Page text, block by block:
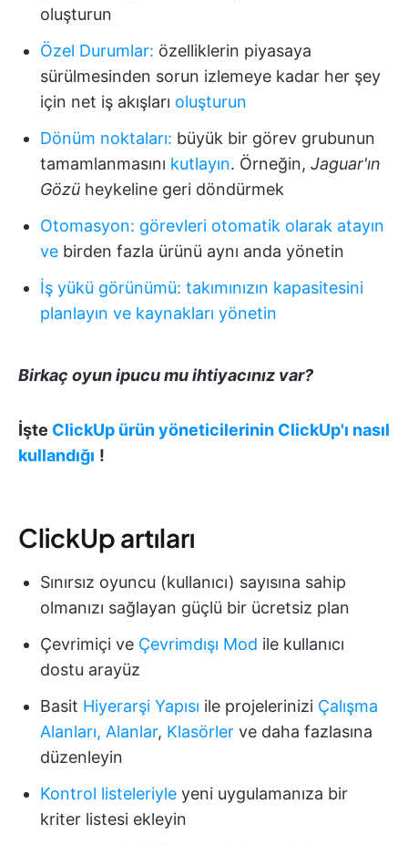
oluşturun
Özel Durumlar: özelliklerin piyasaya
sürülmesinden sorun izlemeye kadar her şey
için net iş akışları oluşturun
Dönüm noktaları: büyük bir görev grubunun
tamamlanmasını kutlayın. Örneğin, Jaguar'ın
Gözü heykeline geri döndürmek
Otomasyon: görevleri otomatik olarak atayın
ve birden fazla ürünü aynı anda yönetin
İş yükü görünümü: takımınızın kapasitesini
planlayın ve kaynakları yönetin
Birkaç oyun ipucu mu ihtiyacınız var?
İşte ClickUp ürün yöneticilerinin ClickUp'ı nasıl
kullandığı !
ClickUp artıları
Sınırsız oyuncu (kullanıcı) sayısına sahip
olmanızı sağlayan güçlü bir ücretsiz plan
Çevrimiçi ve Çevrimdışı Mod ile kullanıcı
dostu arayüz
Basit Hiyerarşi Yapısı ile projelerinizi Çalışma
Alanları, Alanlar, Klasörler ve daha fazlasına
düzenleyin
Kontrol listeleriyle yeni uygulamanıza bir
kriter listesi ekleyin